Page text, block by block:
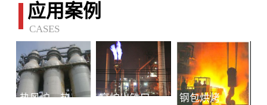
应用案例
CASES
热风炉、热风总管 高炉出铁口铁水连续测温 钢包烘烤